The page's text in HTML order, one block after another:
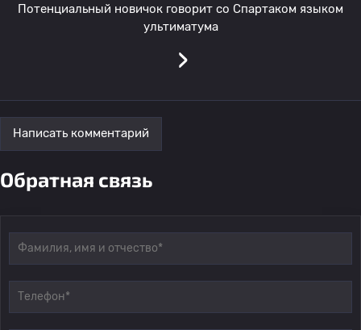
Потенциальный новичок говорит со Спартаком языком
ультиматума
›
Написать комментарий
Обратная связь